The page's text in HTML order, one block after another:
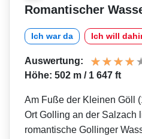
Romantischer
Ich war da Ich will
Auswertung:
Höhe: 502 m / 1 647 ft
Am Fuße der Kleinen Göll
Ort Golling an der Salzach
romantische Gollinger